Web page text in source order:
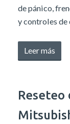
de pánico,
y controles
Leer más
del